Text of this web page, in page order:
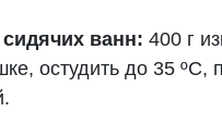
ванн: 400 г
остудить до 35 ºC,